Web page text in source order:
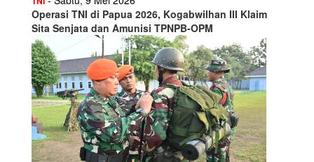
Operasi TNI di Papua 2026, Kogabwilhan III Klaim
Sita Senjata dan Amunisi TPNPB-OPM